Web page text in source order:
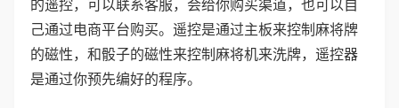
的遥控，可以联系客服，会给你购买渠道，也可以自
己通过电商平台购买。遥控是通过主板来控制麻将牌
的磁性，和骰子的磁性来控制麻将机来洗牌，遥控器
是通过你预先编好的程序。